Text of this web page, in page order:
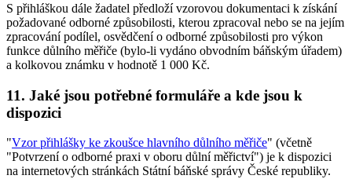
S přihláškou dále žadatel předloží vzorovou dokumentaci k získání
požadované odborné způsobilosti, kterou zpracoval nebo se na jejím
zpracování podílel, osvědčení o odborné způsobilosti pro výkon
funkce důlního měřiče (bylo-li vydáno obvodním báňským úřadem)
a kolkovou známku v hodnotě 1 000 Kč.
11. Jaké jsou potřebné formuláře a kde jsou k
dispozici
"Vzor přihlášky ke zkoušce hlavního důlního měřiče" (včetně
"Potvrzení o odborné praxi v oboru důlní měřictví") je k dispozici
na internetových stránkách Státní báňské správy České republiky.